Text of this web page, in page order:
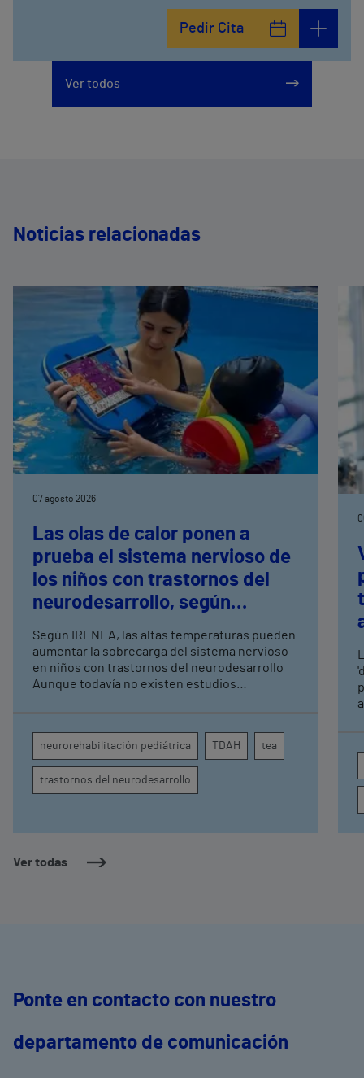
Pedir Cita
Ver todos
Noticias relacionadas
Ver todas
07 agosto 2026
Las olas de calor ponen a
prueba el sistema nervioso de
los niños con trastornos del
neurodesarrollo, según
neurorrehabilitación
pediátrica de Vithas
Según IRENEA, las altas temperaturas pueden
aumentar la sobrecarga del sistema nervioso
en niños con trastornos del neurodesarrollo
Aunque todavía no existen estudios
atención, la regulación emocional y la
conducta
neurorehabilitación pediátrica TDAH tea
trastornos del neurodesarrollo
Ponte en contacto con nuestro
departamento de comunicación